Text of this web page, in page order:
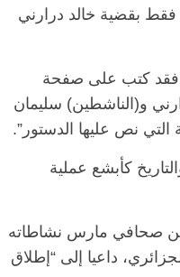
فقط بقضية خالد درارني
فقد كتب على صفحة
و(الناشطين) سليمان
نص عليها الدستور”.
كأبشع عملية
صحافي مارس نشاطاته
داعيا إلى “إطلاق
مصر ناس وناس
فارس مقاومة
دافع عن المال العام